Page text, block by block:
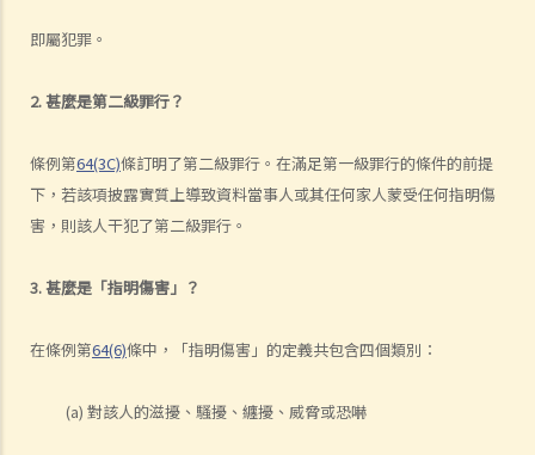
即屬犯罪。
2. 甚麼是第二級罪行？
條例第64(3C)條訂明了第二級罪行。在滿足第一級罪行的條件的前提
下，若該項披露實質上導致資料當事人或其任何家人蒙受任何指明傷
害，則該人干犯了第二級罪行。
3. 甚麼是「指明傷害」？
在條例第64(6)條中，「指明傷害」的定義共包含四個類別：
(a) 對該人的滋擾、騷擾、纏擾、威脅或恐嚇
報告？
露我作為擔保人的身分？若由個別人士作擔保的貸款是屬於公司貸款，
6. 信貸提供者是否必需要向信貸資料服務機構提供借款人或擔保人的所
有貸款帳戶資料？
構會否在其資料庫中刪除我的信貸資料？
好處？
前) 全數清還這筆貸款，而我亦持有該銀行的信用咭多年並一直使用至